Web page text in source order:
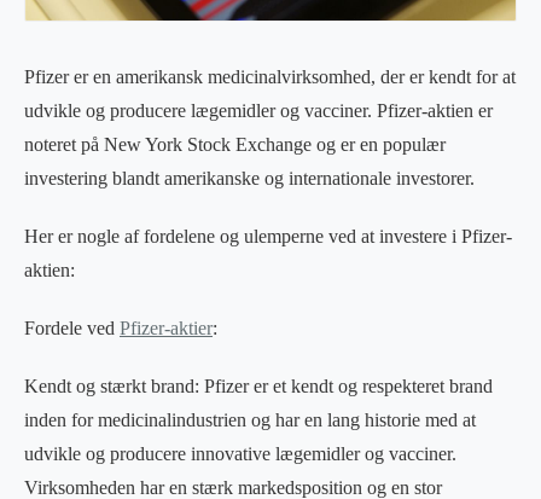
Pfizer er en amerikansk medicinalvirksomhed, der er kendt for at
udvikle og producere lægemidler og vacciner. Pfizer-aktien er
noteret på New York Stock Exchange og er en populær
investering blandt amerikanske og internationale investorer.
Her er nogle af fordelene og ulemperne ved at investere i Pfizer-
aktien:
Fordele ved Pfizer-aktier:
Kendt og stærkt brand: Pfizer er et kendt og respekteret brand
inden for medicinalindustrien og har en lang historie med at
udvikle og producere innovative lægemidler og vacciner.
Virksomheden har en stærk markedsposition og en stor